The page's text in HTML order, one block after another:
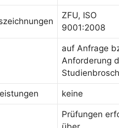
ZFU, ISO
9001:2008
auf Anfrage
Anforderung
keine
Prüfungen